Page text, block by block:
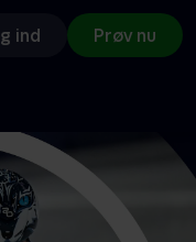
ind Prøv nu